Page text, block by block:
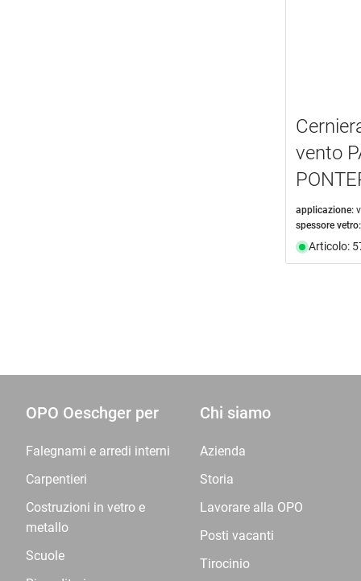
vento
applicazione:
spessore vetro:
Articolo:
OPO Oeschger per
Falegnami e arredi interni
Carpentieri
Costruzioni in vetro e
metallo
Scuole
Chi siamo
Azienda
Storia
Lavorare alla OPO
Posti vacanti
Tirocinio